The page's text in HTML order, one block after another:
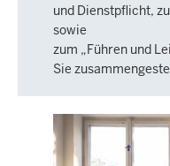
und Dienstpflicht,
sowie
zum „Führen und
Sie